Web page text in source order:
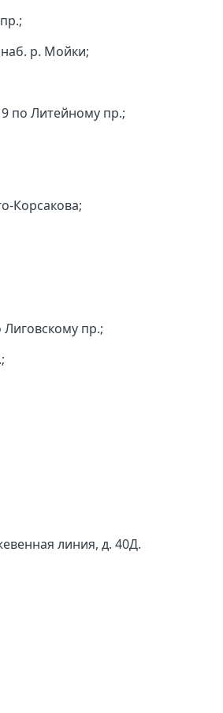
р. Мойки;
по Литейному пр.;
Корсакова;
Лиговскому пр.;
линия, д. 40Д.